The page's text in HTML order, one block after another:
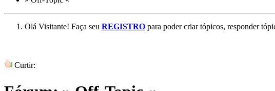
Olá Visitante! Faça seu REGISTRO para poder criar tópicos, responder
Curtir: